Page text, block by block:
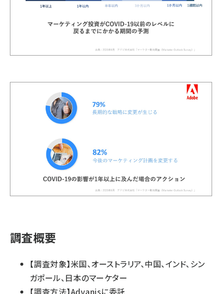
調査概要
【調査対象】米国、オーストラリア、中国、インド、シン
ガポール、日本のマーケター